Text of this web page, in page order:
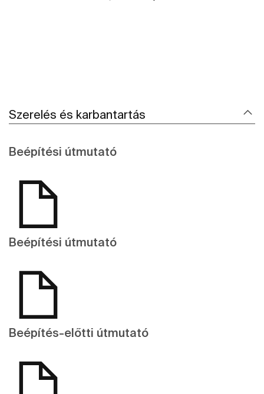
Szerelés és karbantartás
Beépítési útmutató
Beépítési útmutató
Beépítés-előtti útmutató